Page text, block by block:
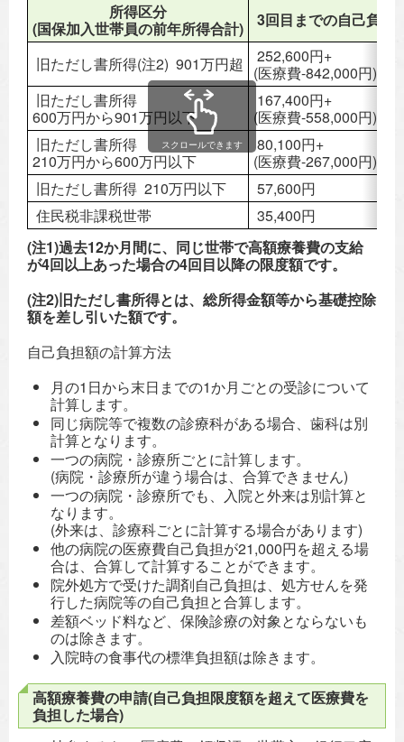
所得区分
(国保加入世帯員の前年所得合計)
3回目までの自己負担
旧ただし書所得(注2) 901万円超
252,600円+
(医療費-842,000円)×1
旧ただし書所得
600万円から901万円以下
167,400円+
(医療費-558,000円)×1
旧ただし書所得
210万円から600万円以下
80,100円+
(医療費-267,000円)×1
旧ただし書所得 210万円以下
57,600円
住民税非課税世帯
35,400円
スクロールできます
(注1)過去12か月間に、同じ世帯で高額療養費の支給
が4回以上あった場合の4回目以降の限度額です。
(注2)旧ただし書所得とは、総所得金額等から基礎控除
額を差し引いた額です。
自己負担額の計算方法
月の1日から末日までの1か月ごとの受診について
計算します。
同じ病院等で複数の診療科がある場合、歯科は別
計算となります。
一つの病院・診療所ごとに計算します。
(病院・診療所が違う場合は、合算できません)
一つの病院・診療所でも、入院と外来は別計算と
なります。
(外来は、診療科ごとに計算する場合があります)
他の病院の医療費自己負担が21,000円を超える場
合は、合算して計算することができます。
院外処方で受けた調剤自己負担は、処方せんを発
行した病院等の自己負担と合算します。
差額ベッド料など、保険診療の対象とならないも
のは除きます。
入院時の食事代の標準負担額は除きます。
高額療養費の申請(自己負担限度額を超えて医療費を
負担した場合)